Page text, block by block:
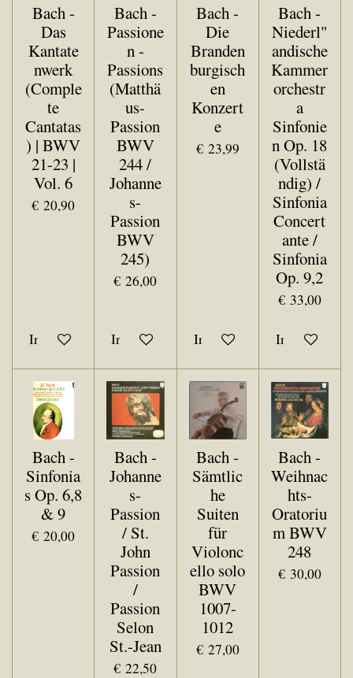
Bach -
Das
Kantate
nwerk
(Comple
te
Cantatas
) | BWV
21-23 |
Vol. 6
€ 20,90
In winkelwagen
Bach -
Passione
n -
Passions
(Matthä
us-
Passion
BWV
244 /
Johanne
s-
Passion
BWV
245)
€ 26,00
In winkelwagen
Bach -
Die
Branden
burgisch
en
Konzert
e
€ 23,99
In winkelwagen
Bach -
Niederl"
andische
Kammer
orchestr
a
Sinfonie
n Op. 18
(Vollstä
ndig) /
Sinfonia
Concert
ante /
Sinfonia
Op. 9,2
€ 33,00
In
Bach -
Sinfonia
s Op. 6,8
& 9
€ 20,00
Bach -
Johanne
s-
Passion
/ St.
John
Passion
/
Passion
Selon
St.-Jean
€ 22,50
Bach -
Sämtlic
he
Suiten
für
Violonc
ello solo
BWV
1007-
1012
€ 27,00
Bach -
Weihnac
hts-
Oratoriu
m BWV
248
€ 30,00